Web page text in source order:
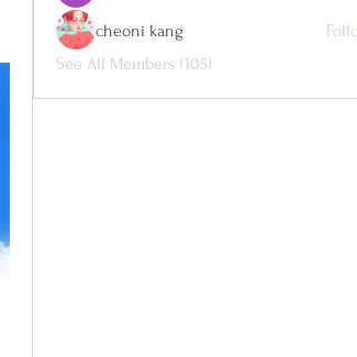
cheoni kang
See All Members (105)